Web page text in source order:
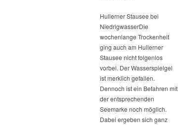
Hullerner Stausee bei
NiedrigwasserDie
wochenlange Trockenheit
ging auch am Hullerner
Stausee nicht folgenlos
vorbei. Der Wasserspielgel
ist merklich gefallen.
Dennoch ist ein Befahren mit
der entsprechenden
Seemarke noch möglich.
Dabei ergeben sich ganz